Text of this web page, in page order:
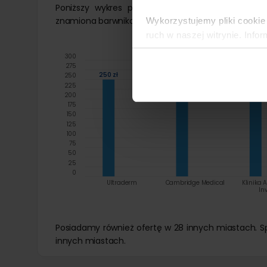
Wykorzystujemy pliki
ruch w naszej witrynie.
reklamowym i
Poniższy wykres przedstawia wizualnie
znamiona barwnikowe / pieprzyki - usuwanie
250 zł
Ultraderm Cambridge Medical
Klinika
0
25
50
75
100
125
150
175
200
225
250
275
300
Posiadamy również ofertę w 28 innych miastach.
innych miastach.